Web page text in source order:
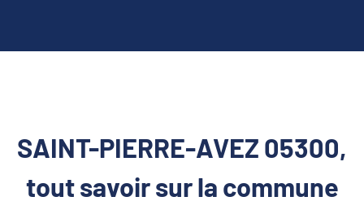
SAINT-PIERRE-AVEZ 05300,
tout savoir sur la commune